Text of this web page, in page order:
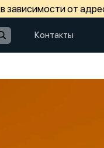
зависимости от
Контакты